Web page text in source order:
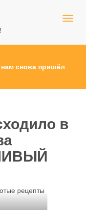
снова пришёл
в
рецепты